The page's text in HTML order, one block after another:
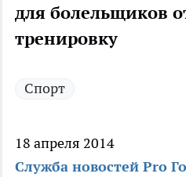
для болельщиков
тренировку
Спорт
18 апреля 2014
Служба новостей Pro